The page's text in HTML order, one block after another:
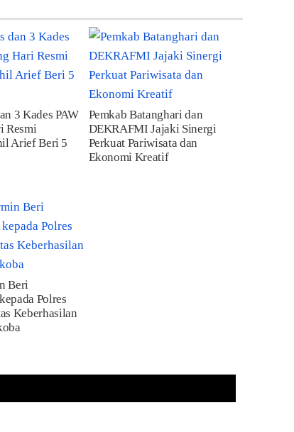
3 Kades PAW
Resmi
Arief Beri 5
Pemkab Batanghari dan
DEKRAFMI Jajaki Sinergi
Perkuat Pariwisata dan
Ekonomi Kreatif
Beri
Polres
Keberhasilan